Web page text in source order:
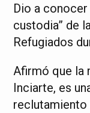
Dio a conocer
custodia” de
Refugiados
Afirmó que la
Inciarte, es
reclutamiento